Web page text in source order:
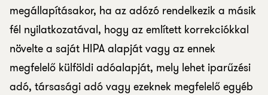
megállapításakor, ha az adózó rendelkezik a másik
fél nyilatkozatával, hogy az említett korrekciókkal
növelte a saját HIPA alapját vagy az ennek
megfelelő külföldi adóalapját, mely lehet iparűzési
adó, társasági adó vagy ezeknek megfelelő egyéb